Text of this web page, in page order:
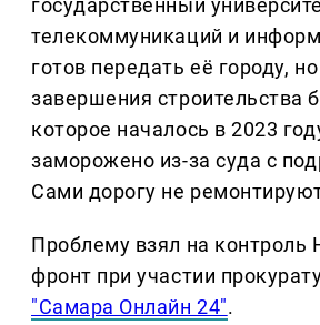
телекоммуникаций и
готов передать её городу,
завершения строительства
которое началось в 2023
заморожено из-за суда с
Сами дорогу не
Проблему взял на контроль
фронт при участии
"Самара Онлайн 24".